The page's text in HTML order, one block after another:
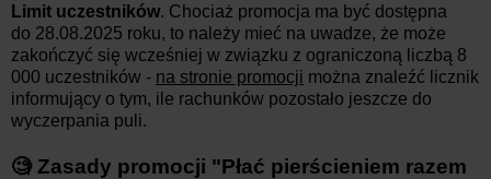
Limit uczestników. Chociaż promocja ma być dostępna
do 28.08.2025 roku, to należy mieć na uwadze, że może
zakończyć się wcześniej w związku z ograniczoną liczbą 8
000 uczestników - na stronie promocji można znaleźć licznik
informujący o tym, ile rachunków pozostało jeszcze do
wyczerpania puli.
🧐 Zasady promocji "Płać pierścieniem razem